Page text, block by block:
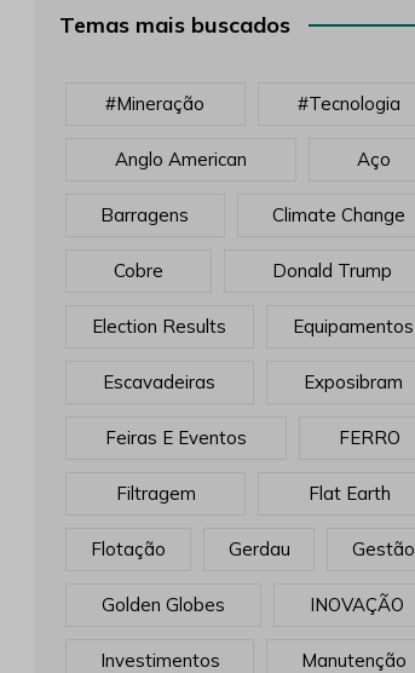
Temas mais buscados
#mineração #tecnologia
Anglo American Aço
Barragens Climate Change
Cobre Donald Trump
Election Results Equipamentos
Escavadeiras Exposibram
Feiras E Eventos FERRO
Filtragem Flat Earth
Flotação Gerdau Gestão
Golden Globes INOVAÇÃO
Investimentos Manutenção